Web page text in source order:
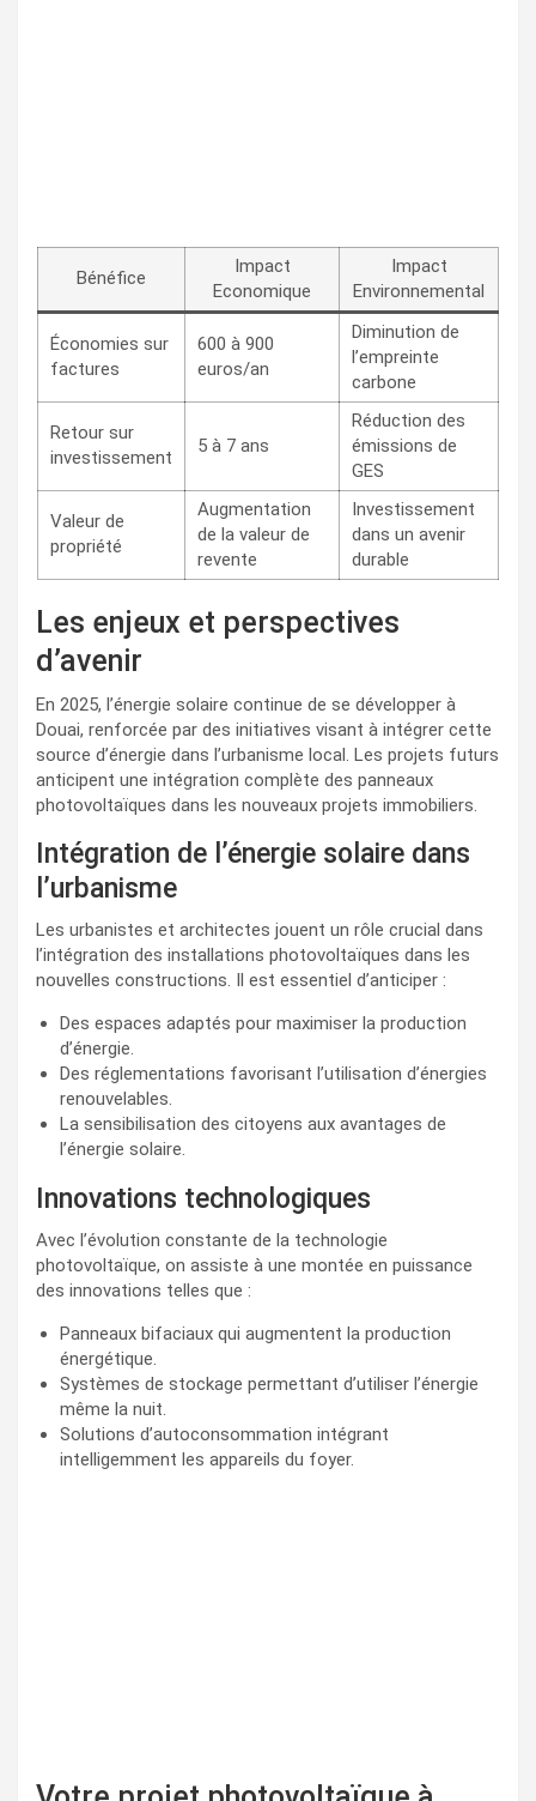
Bénéfice
Impact
Economique
Impact
Environnemental
Économies sur
factures
600 à 900
euros/an
Diminution de
l’empreinte
carbone
Retour sur
investissement
5 à 7 ans
Réduction des
émissions de
GES
Valeur de
propriété
Augmentation
de la valeur de
revente
Investissement
dans un avenir
durable
Les enjeux et perspectives
d’avenir
En 2025, l’énergie solaire continue de se développer à
Douai, renforcée par des initiatives visant à intégrer cette
source d’énergie dans l’urbanisme local. Les projets futurs
anticipent une intégration complète des panneaux
photovoltaïques dans les nouveaux projets immobiliers.
Intégration de l’énergie solaire dans
l’urbanisme
Les urbanistes et architectes jouent un rôle crucial dans
l’intégration des installations photovoltaïques dans les
nouvelles constructions. Il est essentiel d’anticiper :
Des espaces adaptés pour maximiser la production
d’énergie.
Des réglementations favorisant l’utilisation d’énergies
renouvelables.
La sensibilisation des citoyens aux avantages de
l’énergie solaire.
Innovations technologiques
Avec l’évolution constante de la technologie
photovoltaïque, on assiste à une montée en puissance
des innovations telles que :
Panneaux bifaciaux qui augmentent la production
énergétique.
Systèmes de stockage permettant d’utiliser l’énergie
même la nuit.
Solutions d’autoconsommation intégrant
intelligemment les appareils du foyer.